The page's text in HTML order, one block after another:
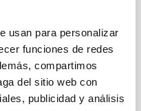
usan para personalizar
funciones de redes
compartimos
del sitio web con
publicidad y análisis
su estructura
(IAC) avanza
SELF (Small ExoLife
mecánica de
a las instalaciones de
marcando un